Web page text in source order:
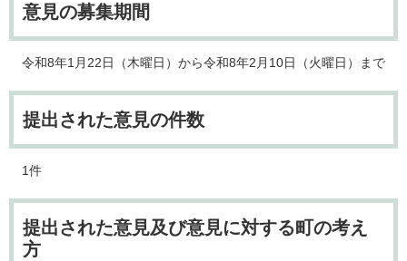
意見の募集期間
令和8年1月22日（木曜日）から令和8年2月10日（火曜日）まで
提出された意見の件数
1件
提出された意見及び意見に対する町の考え
方